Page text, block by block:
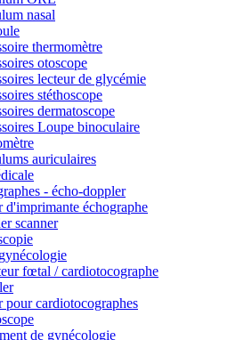
nasal
thermomètre
otoscope
lecteur de glycémie
stéthoscope
dermatoscope
Loupe binoculaire
auriculaires
- écho-doppler
d'imprimante échographe
scanner
fœtal / cardiotocographe
pour cardiotocographes
de gynécologie